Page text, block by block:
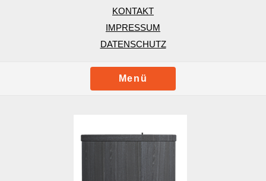
KONTAKT
IMPRESSUM
DATENSCHUTZ
Menü